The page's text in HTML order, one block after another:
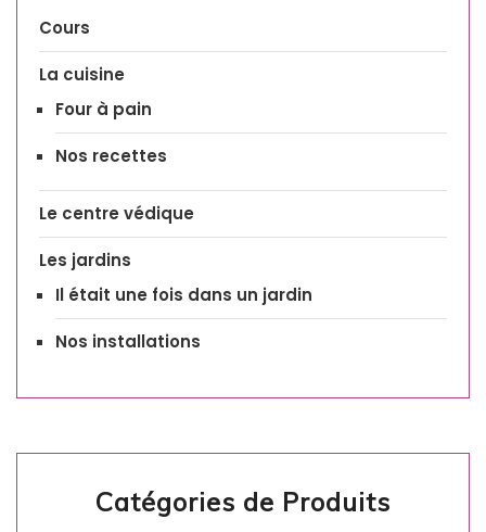
Cours
La cuisine
Four à pain
Nos recettes
Le centre védique
Les jardins
Il était une fois dans un jardin
Nos installations
Catégories de Produits